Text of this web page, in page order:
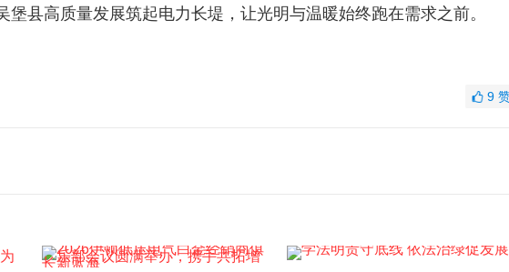
县高质量发展筑起电力长堤，让光明与温暖始终跑在需求之前。
9